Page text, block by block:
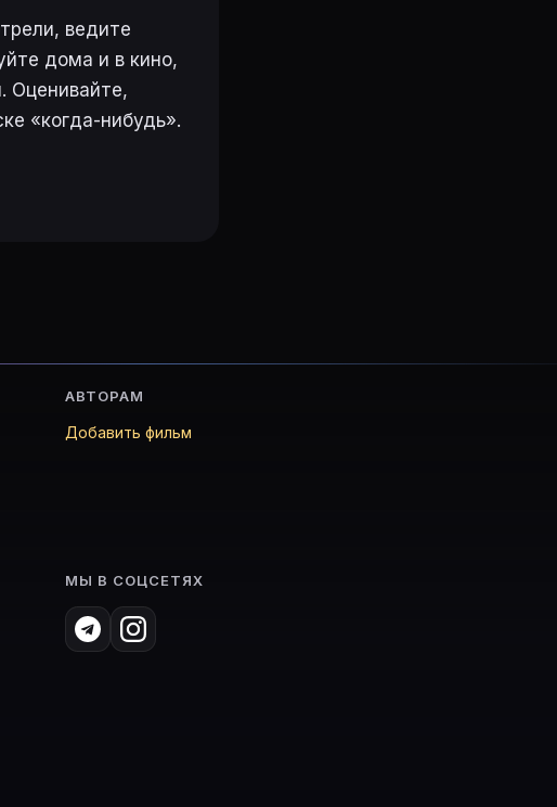
ведите
дома и в кино,
Оценивайте,
«когда-нибудь».
АВТОРАМ
Добавить фильм
МЫ В СОЦСЕТЯХ